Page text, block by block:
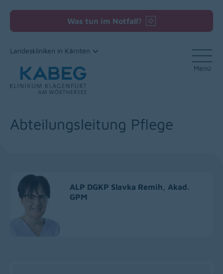
Was tun im Notfall?
Landeskliniken in Kärnten
Menü
Abteilungsleitung Pflege
ALP DGKP Slavka Remih, Akad.
GPM